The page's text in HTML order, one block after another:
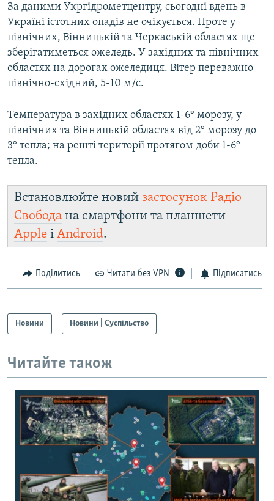
За даними Укргідрометцентру, сьогодні вдень в
Україні істотних опадів не очікується. Проте у
північних, Вінницькій та Черкаській областях ще
зберігатиметься ожеледь. У західних та північних
областях на дорогах ожеледиця. Вітер переважно
північно-східний, 5-10 м/с.
Температура в західних областях 1-6° морозу, у
північних та Вінницькій областях від 2° морозу до
3° тепла; на решті території протягом доби 1-6°
тепла.
Встановлюйте новий застосунок Радіо
Свобода на смартфони та планшети
Apple і Android.
Поділитись Читати без VPN Підписатись
Новини Новини | Суспільство
Читайте також